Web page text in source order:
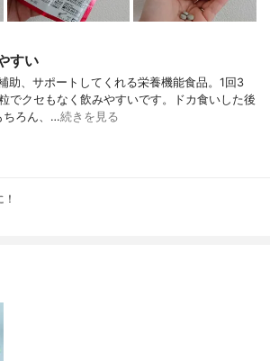
すい
助、サポートしてくれる栄養機能食品。1回3
でクセもなく飲みやすいです。ドカ食いした後
ちろん、…続きを見る